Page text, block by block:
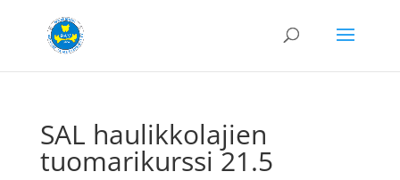
SAL haulikkolajien
tuomarikurssi 21.5